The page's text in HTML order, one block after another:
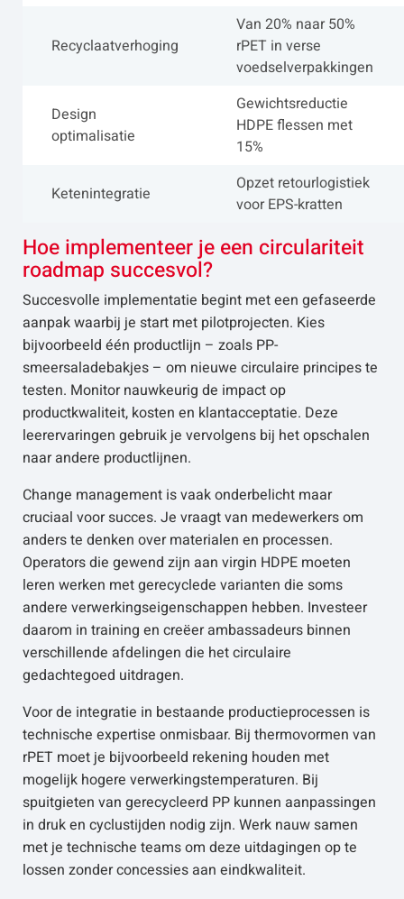
Recyclaatverhoging
Van 20% naar 50%
rPET in verse
voedselverpakkingen
Design
optimalisatie
Gewichtsreductie
HDPE flessen met
15%
Ketenintegratie
Opzet retourlogistiek
voor EPS-kratten
Hoe implementeer je een circulariteit
roadmap succesvol?
Succesvolle implementatie begint met een gefaseerde
aanpak waarbij je start met pilotprojecten. Kies
bijvoorbeeld één productlijn – zoals PP-
smeersaladebakjes – om nieuwe circulaire principes te
testen. Monitor nauwkeurig de impact op
productkwaliteit, kosten en klantacceptatie. Deze
leerervaringen gebruik je vervolgens bij het opschalen
naar andere productlijnen.
Change management is vaak onderbelicht maar
cruciaal voor succes. Je vraagt van medewerkers om
anders te denken over materialen en processen.
Operators die gewend zijn aan virgin HDPE moeten
leren werken met gerecyclede varianten die soms
andere verwerkingseigenschappen hebben. Investeer
daarom in training en creëer ambassadeurs binnen
verschillende afdelingen die het circulaire
gedachtegoed uitdragen.
Voor de integratie in bestaande productieprocessen is
technische expertise onmisbaar. Bij thermovormen van
rPET moet je bijvoorbeeld rekening houden met
mogelijk hogere verwerkingstemperaturen. Bij
spuitgieten van gerecycleerd PP kunnen aanpassingen
in druk en cyclustijden nodig zijn. Werk nauw samen
met je technische teams om deze uitdagingen op te
lossen zonder concessies aan eindkwaliteit.